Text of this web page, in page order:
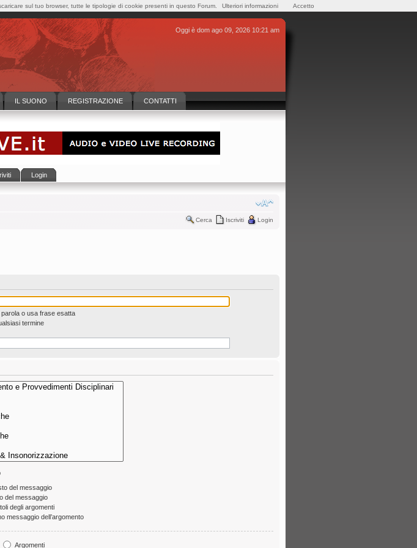
Oggi è dom ago 09, 2026 10:21 am
IL SUONO REGISTRAZIONE CONTATTI
Login
Cerca Iscriviti Login
o usa frase esatta
termine
del messaggio
del messaggio
degli argomenti
messaggio dell’argomento
Argomenti
sul tuo browser, tutte le tipologie di cookie presenti in questo Forum. Ulteriori informazioni Accetto